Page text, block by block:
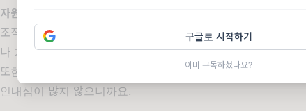
구글로 시작하기
이미 구독하셨나요?
자원할당
조직의 자원을 일정한 한도 내에서 관리(통제)하는 것을 통해,
나 기회에 대응할 수 있도록 하죠.
또한, 동일한 맥락에서 유연함과 민첩함도 중요한 요소라고
인내심이 많지 않으니까요.